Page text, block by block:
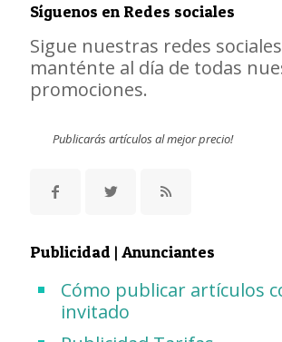
Síguenos en Redes sociales
Sigue nuestras redes
manténte al día de todas
promociones.
Publicarás artículos al mejor precio!
Publicidad | Anunciantes
Cómo publicar artículos
invitado